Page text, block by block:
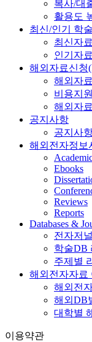
복사/대
활용도
최신/인기 학
최신자료
인기자료
해외자료신청
해외자
비용지
해외자
공지사항
공지사
해외전자정보
Ebooks
Reviews
Reports
Databases &
전자저
학술DB
주제별
해외전자자료
해외전
해외DB
대학별
이용약관